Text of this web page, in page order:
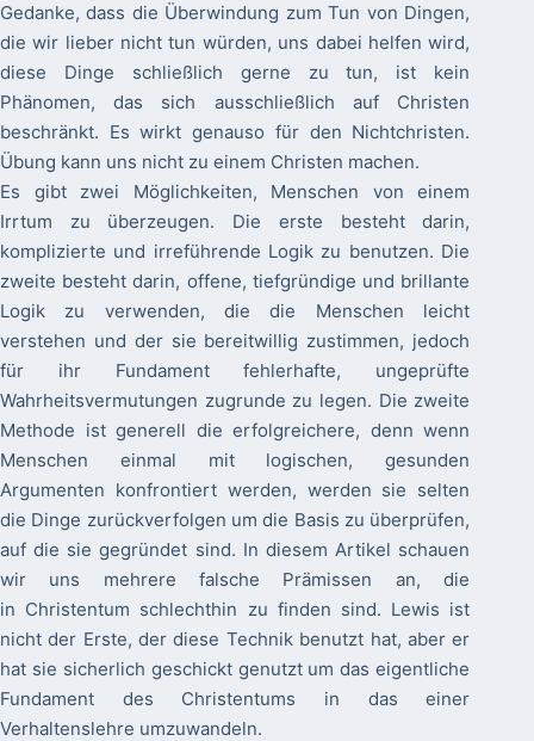
Gedanke, dass die Überwindung zum Tun von Dingen,
die wir lieber nicht tun würden, uns dabei helfen wird,
diese Dinge schließlich gerne zu tun, ist kein
Phänomen, das sich ausschließlich auf Christen
beschränkt. Es wirkt genauso für den Nichtchristen.
Übung kann uns nicht zu einem Christen machen.
Es gibt zwei Möglichkeiten, Menschen von einem
Irrtum zu überzeugen. Die erste besteht darin,
komplizierte und irreführende Logik zu benutzen. Die
zweite besteht darin, offene, tiefgründige und brillante
Logik zu verwenden, die die Menschen leicht
verstehen und der sie bereitwillig zustimmen, jedoch
für ihr Fundament fehlerhafte, ungeprüfte
Wahrheitsvermutungen zugrunde zu legen. Die zweite
Methode ist generell die erfolgreichere, denn wenn
Menschen einmal mit logischen, gesunden
Argumenten konfrontiert werden, werden sie selten
die Dinge zurückverfolgen um die Basis zu überprüfen,
auf die sie gegründet sind. In diesem Artikel schauen
wir uns mehrere falsche Prämissen an, die
in Christentum schlechthin zu finden sind. Lewis ist
nicht der Erste, der diese Technik benutzt hat, aber er
hat sie sicherlich geschickt genutzt um das eigentliche
Fundament des Christentums in das einer
Verhaltenslehre umzuwandeln.